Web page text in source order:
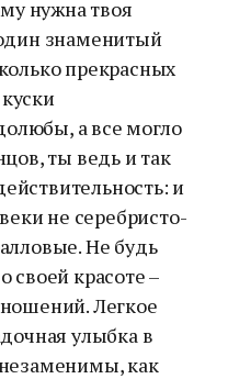
нужна твоя
знаменитый
прекрасных
а все могло
ты ведь и так
и
не серебристо-
Не будь
своей красоте –
Легкое
улыбка в
как